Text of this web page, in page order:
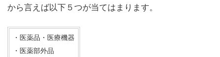
から言えば以下５つが当てはまります。
・医薬品・医療機器
・医薬部外品